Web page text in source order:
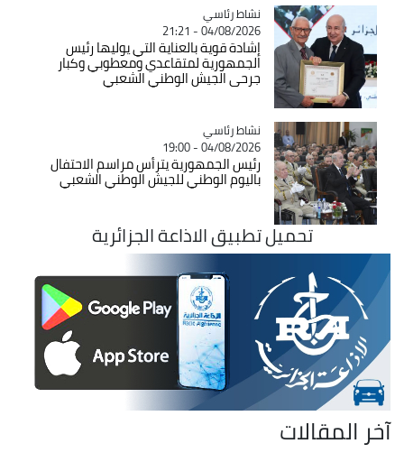
Catégorie
نشاط رئاسي
04/08/2026 - 21:21
إشادة قوية بالعناية التي يوليها رئيس
الجمهورية لمتقاعدي ومعطوبي وكبار
جرحى الجيش الوطني الشعبي
Catégorie
نشاط رئاسي
04/08/2026 - 19:00
رئيس الجمهورية يترأس مراسم الاحتفال
باليوم الوطني للجيش الوطني الشعبي
تحميل تطبيق الاذاعة الجزائرية
آخر المقالات